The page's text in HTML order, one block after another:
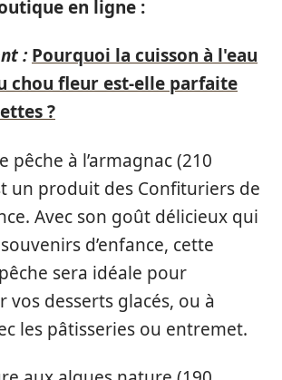
en ligne :
: Pourquoi la cuisson à l'eau
chou fleur est-elle parfaite
?
pêche à l’armagnac (210
un produit des Confituriers de
Avec son goût délicieux qui
d’enfance, cette
sera idéale pour
vos desserts glacés, ou à
les pâtisseries ou entremet.